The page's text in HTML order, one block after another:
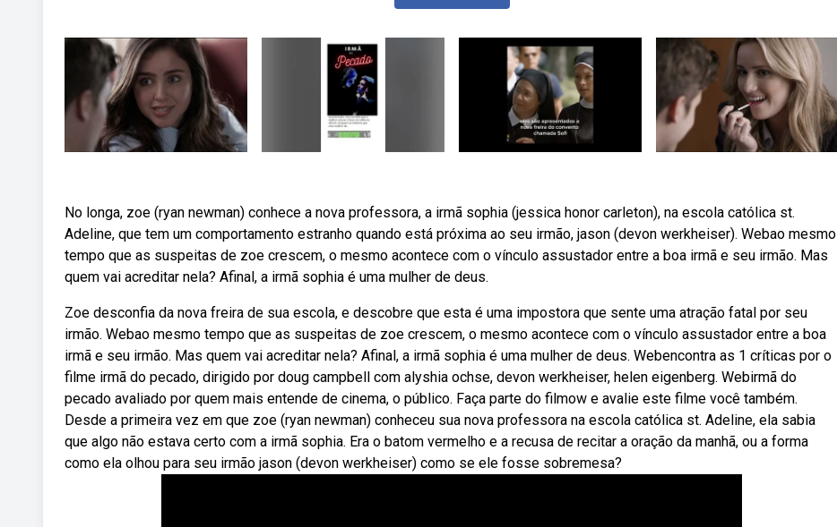
No longa, zoe (ryan newman) conhece a nova professora, a irmã sophia (jessica honor carleton), na escola católica st.
Adeline, que tem um comportamento estranho quando está próxima ao seu irmão, jason (devon werkheiser). Webao mesmo
tempo que as suspeitas de zoe crescem, o mesmo acontece com o vínculo assustador entre a boa irmã e seu irmão. Mas
quem vai acreditar nela? Afinal, a irmã sophia é uma mulher de deus.
Zoe desconfia da nova freira de sua escola, e descobre que esta é uma impostora que sente uma atração fatal por seu
irmão. Webao mesmo tempo que as suspeitas de zoe crescem, o mesmo acontece com o vínculo assustador entre a boa
irmã e seu irmão. Mas quem vai acreditar nela? Afinal, a irmã sophia é uma mulher de deus. Webencontra as 1 críticas por o
filme irmã do pecado, dirigido por doug campbell com alyshia ochse, devon werkheiser, helen eigenberg. Webirmã do
pecado avaliado por quem mais entende de cinema, o público. Faça parte do filmow e avalie este filme você também.
Desde a primeira vez em que zoe (ryan newman) conheceu sua nova professora na escola católica st. Adeline, ela sabia
que algo não estava certo com a irmã sophia. Era o batom vermelho e a recusa de recitar a oração da manhã, ou a forma
como ela olhou para seu irmão jason (devon werkheiser) como se ele fosse sobremesa?